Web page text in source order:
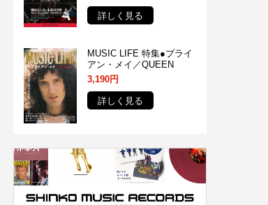
詳しく見る
MUSIC LIFE 特集●ブライ
アン・メイ／QUEEN
3,190円
詳しく見る